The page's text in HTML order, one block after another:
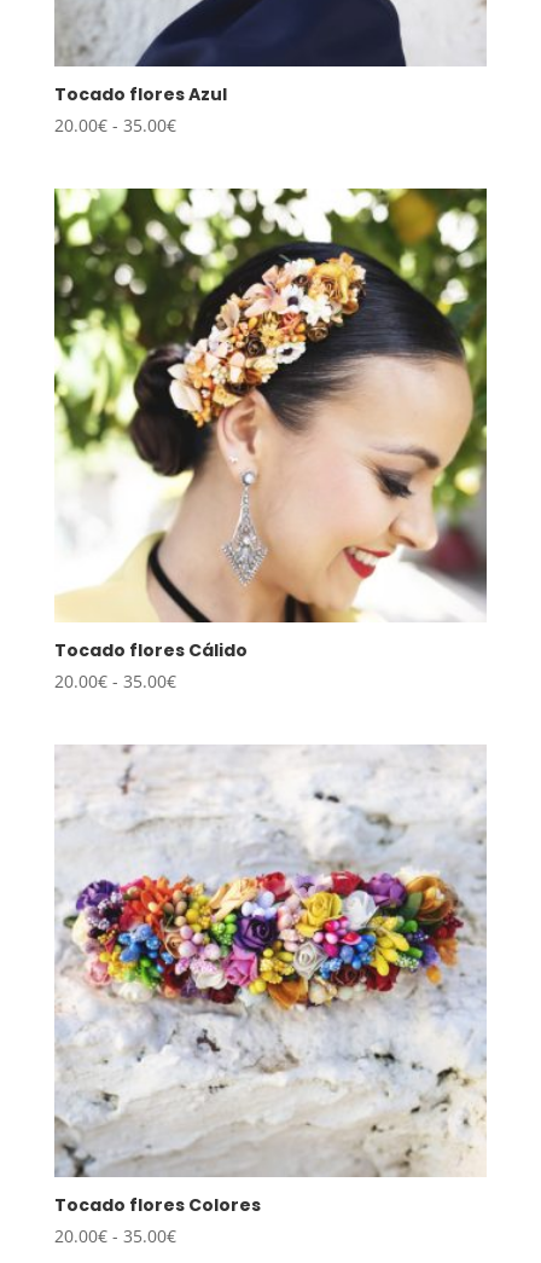
Tocado flores Azul
20.00€ - 35.00€Rango
desde
20.00€
hasta
35.00€
Tocado flores Cálido
20.00€ - 35.00€Rango
20.00€
hasta
35.00€
Tocado flores Colores
20.00€ - 35.00€Rango